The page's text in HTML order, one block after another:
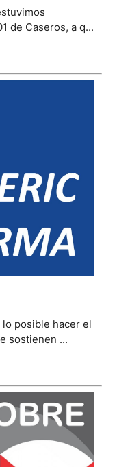
de Caseros, a q...
posible hacer el
sostienen ...